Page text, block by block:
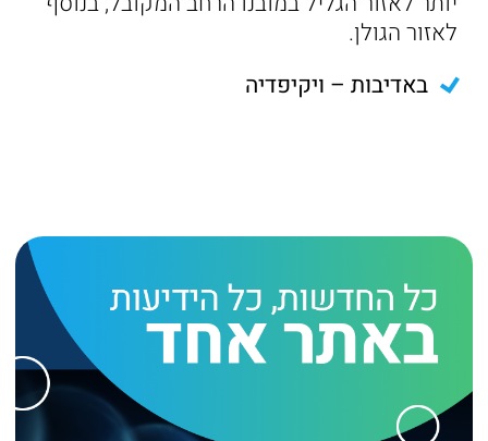
לאזור הגולן.
באדיבות – ויקיפדיה